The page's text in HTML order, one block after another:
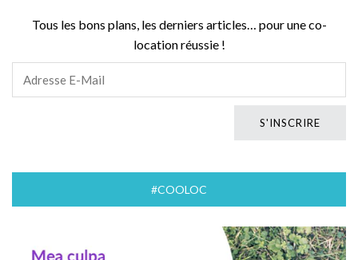
Tous les bons plans, les derniers articles… pour une co-
location réussie !
#COOLOC